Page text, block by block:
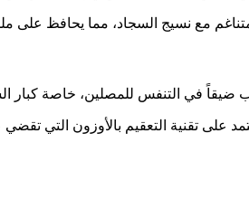
مع نسيج السجاد، مما يحافظ على
ضيقاً في التنفس للمصلين، خاصة
على تقنية التعقيم بالأوزون التي